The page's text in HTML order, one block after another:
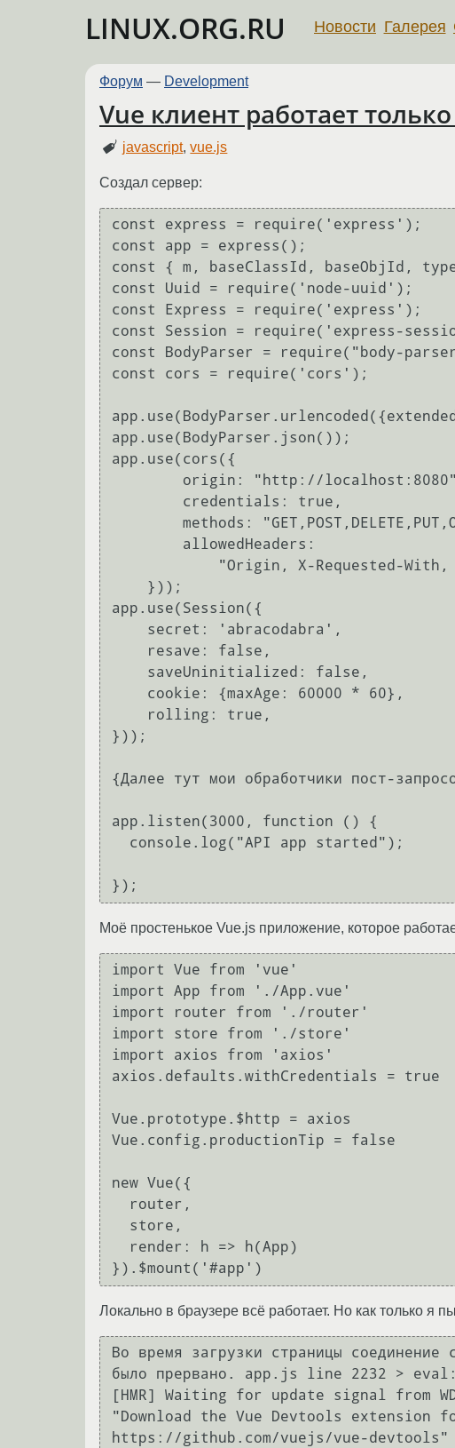
LINUX.ORG.RU Новости Галерея
Форум — Development
Vue клиент работает
javascript,vue.js
Создал сервер:
const express = require('express');
const app = express();
const { m, baseClassId, baseObjId,
const Uuid = require('node-uuid');
const Express = require('express');
const Session = require('express-
const BodyParser = require("body-
const cors = require('cors');
app.use(BodyParser.json());
app.use(cors({
app.use(Session({
}));
{Далее тут мои обработчики пост-
app.listen(3000, function () {
Моё простенькое Vue.js приложение, которое
import Vue from 'vue'
import App from './App.vue'
import router from './router'
import store from './store'
import axios from 'axios'
axios.defaults.withCredentials = true
Vue.prototype.$http = axios
Vue.config.productionTip = false
new Vue({
Локально в браузере всё работает. Но как только я
Во время загрузки страницы
было прервано. app.js line 2232 >
[HMR] Waiting for update signal from
"Download the Vue Devtools extension
https://github.com/vuejs/vue-devtools"